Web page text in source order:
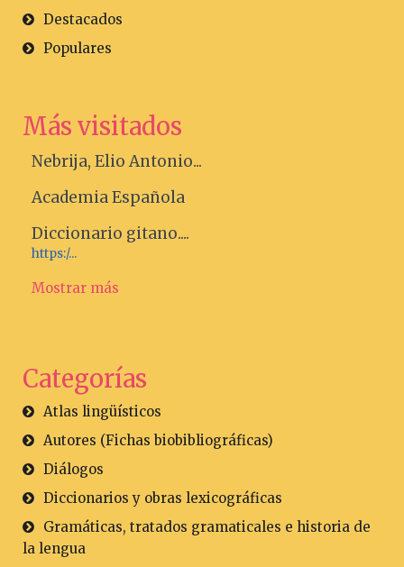
Destacados
Populares
Más visitados
Nebrija, Elio Antonio...
Academia Española
Diccionario gitano....
https:/...
Mostrar más
Categorías
Atlas lingüísticos
Autores (Fichas biobibliográficas)
Diálogos
Diccionarios y obras lexicográficas
Gramáticas, tratados gramaticales e historia de
la lengua